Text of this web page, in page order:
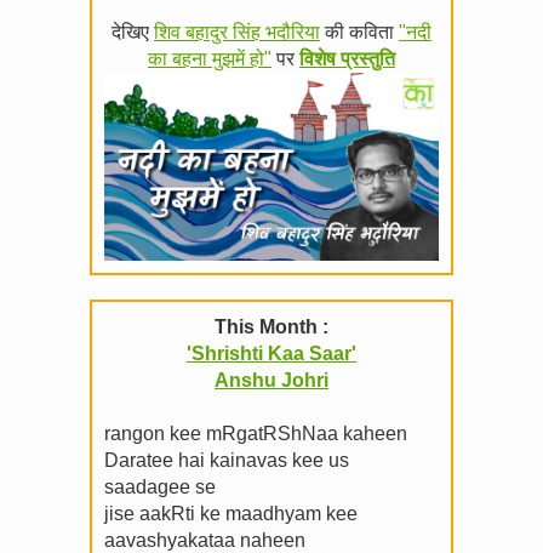
देखिएशिव बहादुर सिंह भदौरियाकी कविता "नदी
का बहना मुझमें हो" परविशेष प्रस्तुति
This Month :
'Shrishti Kaa Saar'
Anshu Johri
rangon kee mRgatRShNaa kaheen
Daratee hai kainavas kee us
saadagee se
jise aakRti ke maadhyam kee
aavashyakataa naheen